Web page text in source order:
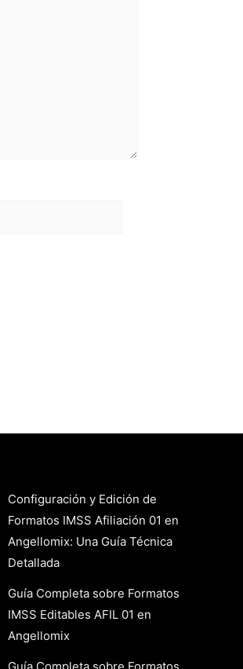
Configuración y Edición de
Formatos IMSS Afiliación 01 en
Angellomix: Una Guía Técnica
Detallada
Guía Completa sobre Formatos
IMSS Editables AFIL 01 en
Angellomix